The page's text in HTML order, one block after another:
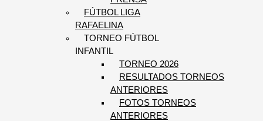
FÚTBOL LIGA
RAFAELINA
TORNEO FÚTBOL
INFANTIL
TORNEO 2026
RESULTADOS TORNEOS
ANTERIORES
FOTOS TORNEOS
ANTERIORES